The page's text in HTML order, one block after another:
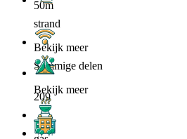
50m
Sommige delen
Bekijk meer
strand
Bekijk meer
209